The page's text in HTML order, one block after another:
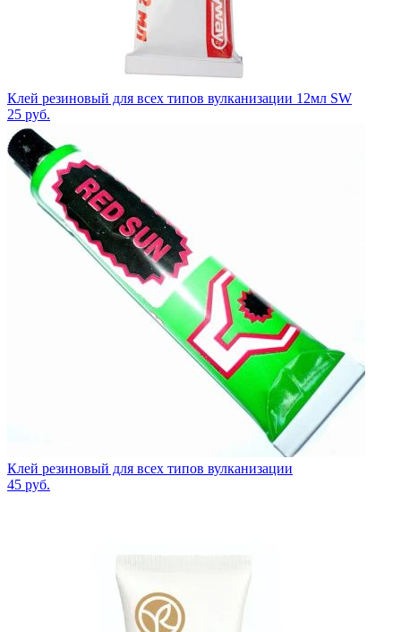
Клей резиновый для всех типов вулканизации 12мл SW
25 руб.
Клей резиновый для всех типов вулканизации
45 руб.